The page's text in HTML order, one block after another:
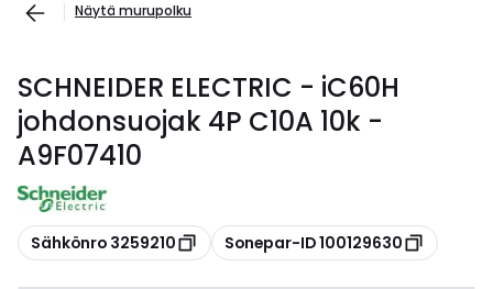
Näytä murupolku
SCHNEIDER ELECTRIC - iC60H
johdonsuojak 4P C10A 10k -
A9F07410
Kopioi
Sähkönro 3259210 Kopioi
Sonepar-ID 100129630